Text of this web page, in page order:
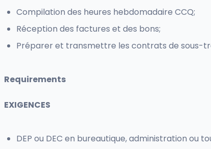
Compilation des heures hebdomadaire CCQ;
Réception des factures et des bons;
Préparer et transmettre les contrats de sous-
Requirements
EXIGENCES
DEP ou DEC en bureautique, administration ou